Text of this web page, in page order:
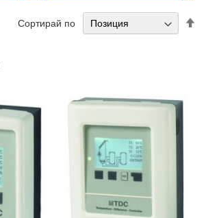
Сортирай по